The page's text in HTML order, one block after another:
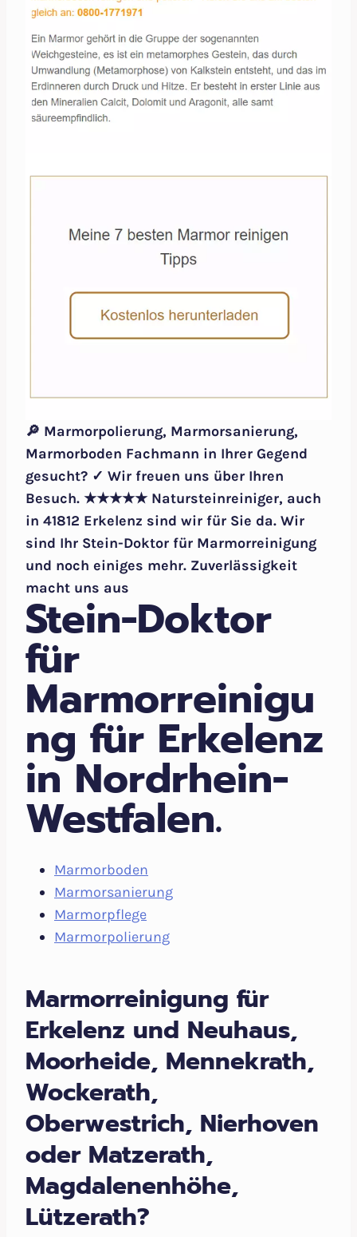
🔎 Marmorpolierung, Marmorsanierung,
Marmorboden Fachmann in Ihrer Gegend
gesucht? ✓ Wir freuen uns über Ihren
Besuch. ★★★★★ Natursteinreiniger, auch
in 41812 Erkelenz sind wir für Sie da. Wir
sind Ihr Stein-Doktor für Marmorreinigung
und noch einiges mehr. Zuverlässigkeit
macht uns aus
Stein-Doktor
für
Marmorreinigu
ng für Erkelenz
in Nordrhein-
Westfalen.
Marmorboden
Marmorsanierung
Marmorpflege
Marmorpolierung
Marmorreinigung für
Erkelenz und Neuhaus,
Moorheide, Mennekrath,
Wockerath,
Oberwestrich, Nierhoven
oder Matzerath,
Magdalenenhöhe,
Lützerath?